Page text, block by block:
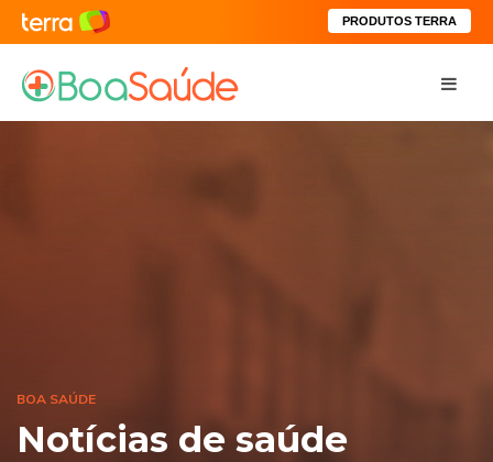
PRODUTOS TERRA
BOA SAÚDE
Notícias de saúde